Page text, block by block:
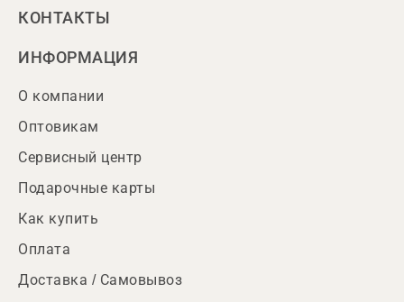
КОНТАКТЫ
ИНФОРМАЦИЯ
О компании
Оптовикам
Сервисный центр
Подарочные карты
Как купить
Оплата
Доставка / Самовывоз